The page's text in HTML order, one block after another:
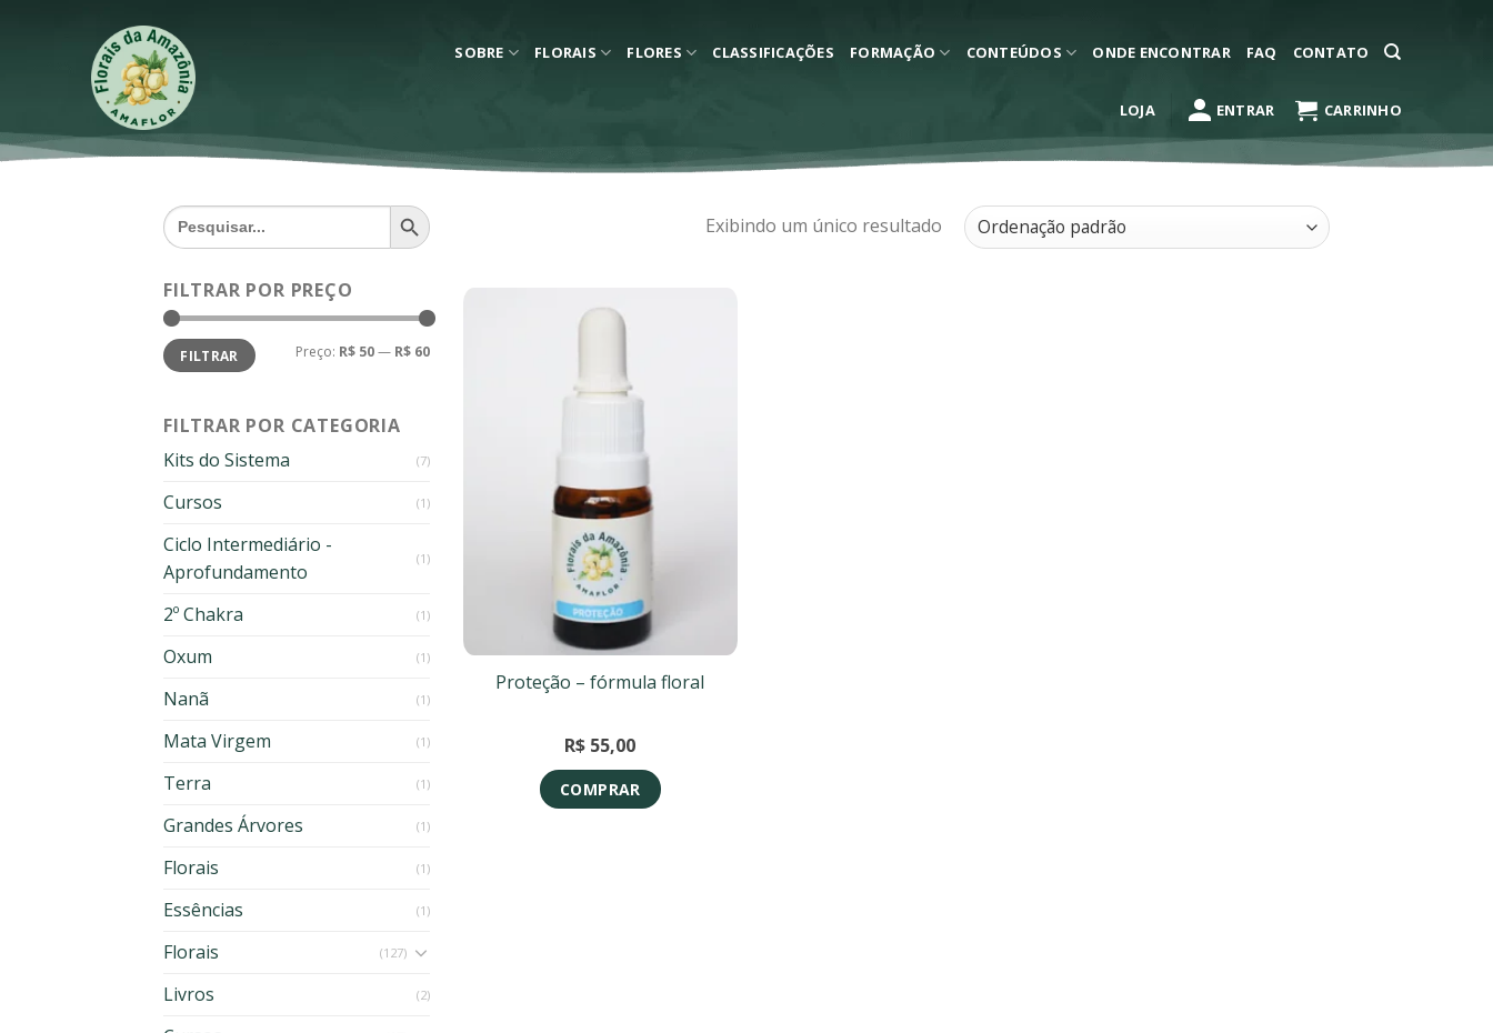
SOBRE FLORAIS FLORES CLASSIFICAÇÕES FORMAÇÃO CONTEÚDOS ONDE ENCONTRAR FAQ CONTATO
LOJA ENTRAR CARRINHO
Exibindo um único resultado
Search
for:
SEARCH BUTTON
FILTRAR POR PREÇO
Preço
mínimo
Preço
máximo
FILTRAR Preço: R$ 50— R$ 60
FILTRAR POR CATEGORIA
Kits do Sistema
(7)
Cursos (1)
Ciclo Intermediário -
Aprofundamento
(1)
2º Chakra (1)
Oxum (1)
Nanã (1)
Mata Virgem (1)
Terra (1)
Grandes Árvores (1)
Florais (1)
Essências (1)
Florais (127)
Livros (2)
Proteção – fórmula floral
R$ 55,00
COMPRAR